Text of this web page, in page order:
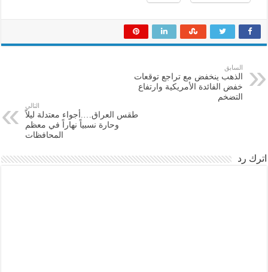
السابق
الذهب ينخفض مع تراجع توقعات
خفض الفائدة الأمريكية وارتفاع
التضخم
التالي
طقس العراق….أجواء معتدلة ليلاً
وحارة نسبياً نهاراً في معظم
المحافظات
اترك رد